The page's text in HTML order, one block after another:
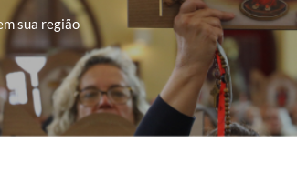
sua região